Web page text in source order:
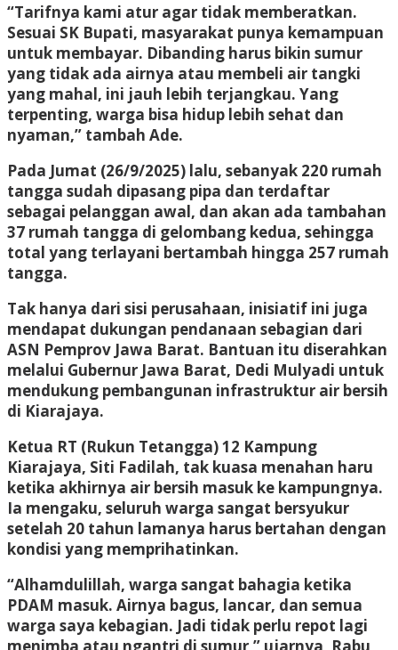
“Tarifnya kami atur agar tidak memberatkan.
Sesuai SK Bupati, masyarakat punya kemampuan
untuk membayar. Dibanding harus bikin sumur
yang tidak ada airnya atau membeli air tangki
yang mahal, ini jauh lebih terjangkau. Yang
terpenting, warga bisa hidup lebih sehat dan
nyaman,” tambah Ade.
Pada Jumat (26/9/2025) lalu, sebanyak 220 rumah
tangga sudah dipasang pipa dan terdaftar
sebagai pelanggan awal, dan akan ada tambahan
37 rumah tangga di gelombang kedua, sehingga
total yang terlayani bertambah hingga 257 rumah
tangga.
Tak hanya dari sisi perusahaan, inisiatif ini juga
mendapat dukungan pendanaan sebagian dari
ASN Pemprov Jawa Barat. Bantuan itu diserahkan
melalui Gubernur Jawa Barat, Dedi Mulyadi untuk
mendukung pembangunan infrastruktur air bersih
di Kiarajaya.
Ketua RT (Rukun Tetangga) 12 Kampung
Kiarajaya, Siti Fadilah, tak kuasa menahan haru
ketika akhirnya air bersih masuk ke kampungnya.
Ia mengaku, seluruh warga sangat bersyukur
setelah 20 tahun lamanya harus bertahan dengan
kondisi yang memprihatinkan.
“Alhamdulillah, warga sangat bahagia ketika
PDAM masuk. Airnya bagus, lancar, dan semua
warga saya kebagian. Jadi tidak perlu repot lagi
menimba atau ngantri di sumur,” ujarnya, Rabu